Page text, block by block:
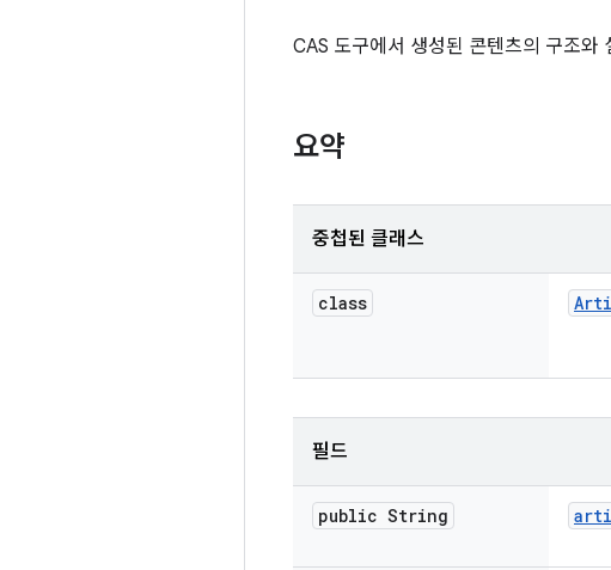
CAS 도구에서 생성된 콘텐츠의 구조와
요약
중첩된 클래스
class
필드
public String